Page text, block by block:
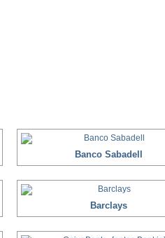
Banco Sabadell
Barclays